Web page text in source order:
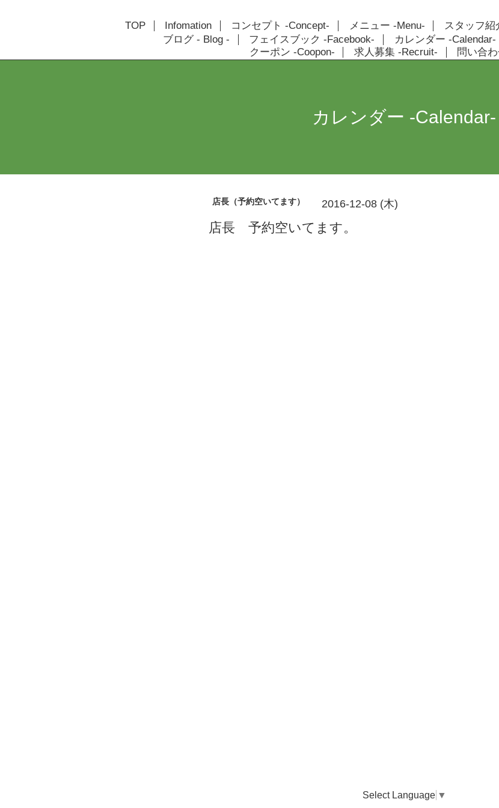
TOP Infomation コンセプト -Concept- メニュー -Menu- スタッフ紹
ブログ - Blog -
フェイスブック -Facebook- カレンダー -Calendar-
クーポン -Coopon-
求人募集 -Recruit- 問い合
カレンダー -Calendar-
店長（予約空いてます） 2016-12-08 (木)
店長 予約空いてます。
Select Language ▼